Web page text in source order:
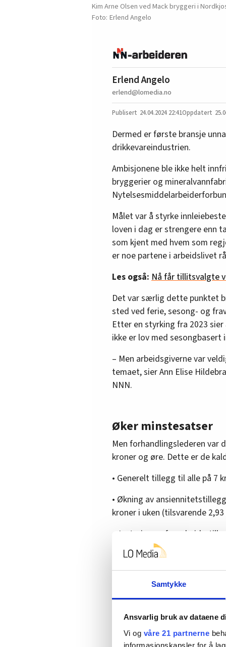
Samtykke
Ansvarlig bruk av dataene
Vi og våre 21 partnerne
informasjonskapsler for å
Kim Arne Olsen ved Mack bryggeri i
Erlend Angelo
Erlend Angelo
erlend@lomedia.no
24.04.2024 22:41
Dermed er første bransje
drikkevareindustrien.
Ambisjonene ble ikke helt
bryggerier og
Målet var å styrke
loven i dag er strengere enn
som kjent med hvem som
er noe partene i arbeidslivet
Les også: Nå får tillitsvalgte
Det var særlig dette punktet
sted ved ferie, sesong- og
Etter en styrking fra 2023
ikke er lov med sesongbasert
– Men arbeidsgiverne var
temaet, sier Ann Elise
NNN.
Øker minstesatser
Men forhandlingslederen
kroner og øre. Dette er de
• Generelt tillegg til alle på 7
• Økning av
kroner i uken (tilsvarende
• Justering av
dermed 15,50 kroner timen.
Alle tilleggene gjelder fra 1.
«utgående effekt», det vil si
en lokal avtale som er høyere
Tilpasset arbeidstøy